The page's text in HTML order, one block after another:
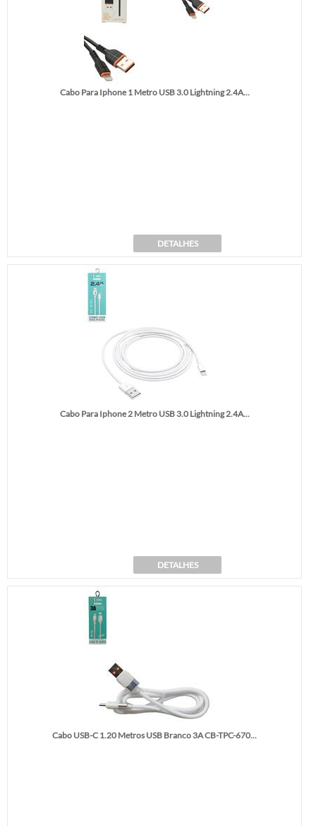
Cabo Para Iphone 1 Metro USB 3.0 Lightning 2.4A...
DETALHES
Cabo Para Iphone 2 Metro USB 3.0 Lightning 2.4A...
DETALHES
Cabo USB-C 1.20 Metros USB Branco 3A CB-TPC-670...